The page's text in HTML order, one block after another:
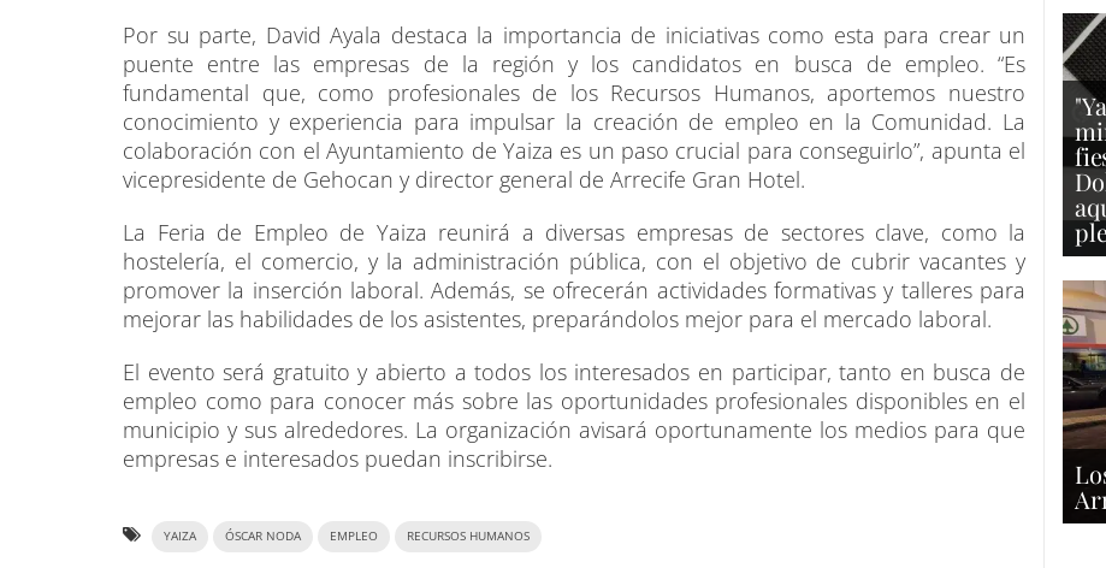
Por su parte, David Ayala destaca la importancia de iniciativas como esta para crear un
puente entre las empresas de la región y los candidatos en busca de empleo. “Es
fundamental que, como profesionales de los Recursos Humanos, aportemos nuestro
conocimiento y experiencia para impulsar la creación de empleo en la Comunidad. La
colaboración con el Ayuntamiento de Yaiza es un paso crucial para conseguirlo”, apunta el
vicepresidente de Gehocan y director general de Arrecife Gran Hotel.
La Feria de Empleo de Yaiza reunirá a diversas empresas de sectores clave, como la
hostelería, el comercio, y la administración pública, con el objetivo de cubrir vacantes y
promover la inserción laboral. Además, se ofrecerán actividades formativas y talleres para
mejorar las habilidades de los asistentes, preparándolos mejor para el mercado laboral.
El evento será gratuito y abierto a todos los interesados en participar, tanto en busca de
empleo como para conocer más sobre las oportunidades profesionales disponibles en el
municipio y sus alrededores. La organización avisará oportunamente los medios para que
empresas e interesados puedan inscribirse.
YAIZA ÓSCAR NODA EMPLEO RECURSOS HUMANOS